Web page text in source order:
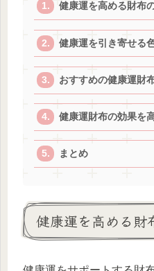
健康運を高める財布
健康運を引き寄せる
おすすめの健康運財
健康運財布の効果を
まとめ
健康運を高める財